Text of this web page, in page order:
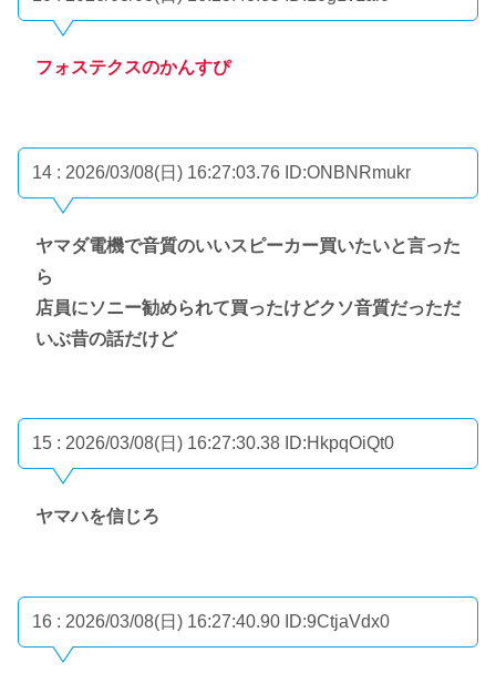
フォステクスのかんすぴ
14 : 2026/03/08(日) 16:27:03.76 ID:ONBNRmukr
ヤマダ電機で音質のいいスピーカー買いたいと言った
ら
店員にソニー勧められて買ったけどクソ音質だっただ
いぶ昔の話だけど
15 : 2026/03/08(日) 16:27:30.38 ID:HkpqOiQt0
ヤマハを信じろ
16 : 2026/03/08(日) 16:27:40.90 ID:9CtjaVdx0